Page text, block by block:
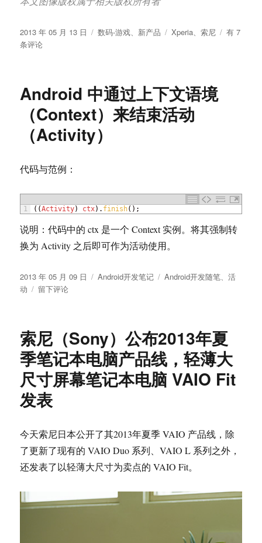
发
布
2013 年 05 月 13 日
分
数码-游戏、 新产品
标
Xperia、索尼
索
有 7
条评论
Android 中通过上下文语境
（Context）来结束活动
（Activity）
代码与范例：
1 ( (Activity) ctx) . finish( ) ;
说明：代码中的 ctx 是一个 Context 实例。将其强制转
换为 Activity 之后即可作为活动使用。
发
布
2013 年 05 月 09 日
分
Android开发笔记
标
Android开发随笔、活
动
于
过
上
下
文
语
境
（Context）
结
束
活
动
留下评论
索尼（Sony）公布2013年夏
季笔记本电脑产品线，轻薄大
尺寸屏幕笔记本电脑 VAIO Fit
发表
今天索尼日本公开了其2013年夏季 VAIO 产品线，除
了更新了现有的 VAIO Duo 系列、VAIO L 系列之外，
还发表了以轻薄大尺寸为卖点的 VAIO Fit。